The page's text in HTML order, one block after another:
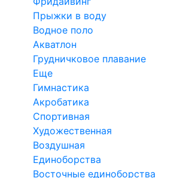
Прыжки в воду
Водное поло
Акватлон
Грудничковое плавание
Еще
Гимнастика
Акробатика
Спортивная
Художественная
Воздушная
Единоборства
Восточные единоборства